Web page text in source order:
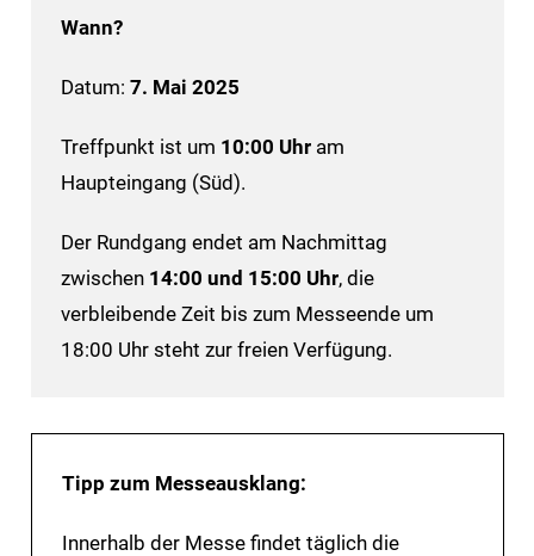
Wann?
Datum: 7. Mai 2025
Treffpunkt ist um 10:00 Uhr am
Haupteingang (Süd).
Der Rundgang endet am Nachmittag
zwischen 14:00 und 15:00 Uhr, die
verbleibende Zeit bis zum Messeende um
18:00 Uhr steht zur freien Verfügung.
Tipp zum Messeausklang:
Innerhalb der Messe findet täglich die